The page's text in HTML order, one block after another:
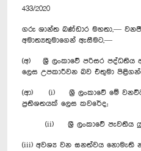
433/2020
ගරු ශාන්ත බණ්ඩාර මහතා,—
අමාත්‍යතුමාගෙන් ඇසීමට,—
(අ) ශ්‍රී ලංකාවේ පරිසර පද්ධතිය
ලෙස උපකාරීවන බව එතුමා
(ආ) (i) ශ්‍රී ලංකාවේ මේ
ප්‍රතිශතයක් ලෙස කවරේද;
(ii) ශ්‍රී ලංකාවේ පැවතිය
(iii) අවශ්‍ය වන ඝනත්වය නොමැති